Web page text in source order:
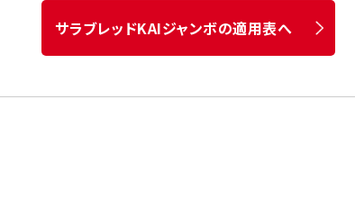
サラブレッドKAIジャンボの適用表へ